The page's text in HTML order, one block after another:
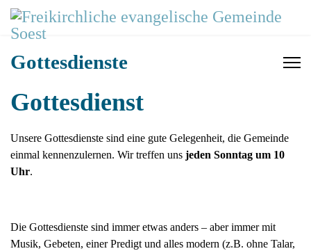
Gottesdienste
Gottesdienst
Unsere Gottesdienste sind eine gute Gelegenheit, die Gemeinde
einmal kennenzulernen. Wir treffen uns jeden Sonntag um 10
Uhr.
Die Gottesdienste sind immer etwas anders – aber immer mit
Musik, Gebeten, einer Predigt und alles modern (z.B. ohne Talar,